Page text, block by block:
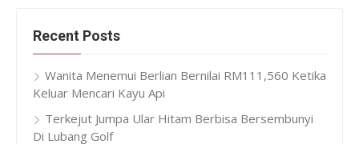
Recent Posts
Wanita Menemui Berlian Bernilai RM111,560 Ketika
Keluar Mencari Kayu Api
Terkejut Jumpa Ular Hitam Berbisa Bersembunyi
Di Lubang Golf